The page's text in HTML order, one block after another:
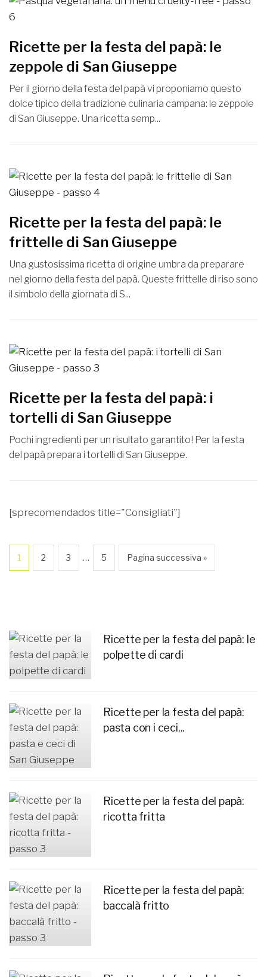
Ricette per la festa del papà: le
zeppole di San Giuseppe
Per il giorno della festa del papà vi proponiamo questo
dolce tipico della tradizione culinaria campana: le zeppole
di San Giuseppe. Una ricetta semp...
Ricette per la festa del papà: le
frittelle di San Giuseppe
Una gustosissima ricetta di origine umbra da preparare
nel giorno della festa del papà. Queste frittelle di riso sono
il simbolo della giornata di S...
Ricette per la festa del papà: i
tortelli di San Giuseppe
Pochi ingredienti per un risultato garantito! Per la festa
del papà prepara i tortelli di San Giuseppe.
[sprecomendados title="Consigliati"]
1 2 3 … 5 Pagina successiva »
Ricette per la festa del papà: le
polpette di cardi
Ricette per la festa del papà:
pasta con i ceci...
Ricette per la festa del papà:
ricotta fritta
Ricette per la festa del papà:
baccalà fritto